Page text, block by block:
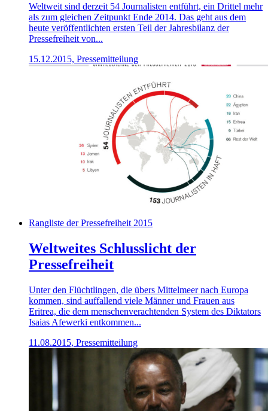
Weltweit sind derzeit 54 Journalisten entführt, ein Drittel mehr
als zum gleichen Zeitpunkt Ende 2014. Das geht aus dem
heute veröffentlichten ersten Teil der Jahresbilanz der
Pressefreiheit von...
15.12.2015, Pressemitteilung
Rangliste der Pressefreiheit 2015
Weltweites Schlusslicht der
Pressefreiheit
Unter den Flüchtlingen, die übers Mittelmeer nach Europa
kommen, sind auffallend viele Männer und Frauen aus
Eritrea, die dem menschenverachtenden System des Diktators
Isaias Afewerki entkommen...
11.08.2015, Pressemitteilung